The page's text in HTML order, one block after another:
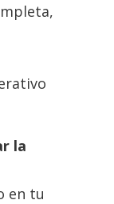
la
en tu